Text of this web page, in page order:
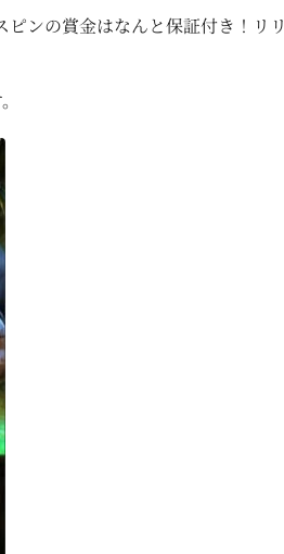
ンの賞金はなんと保証付き！リリ